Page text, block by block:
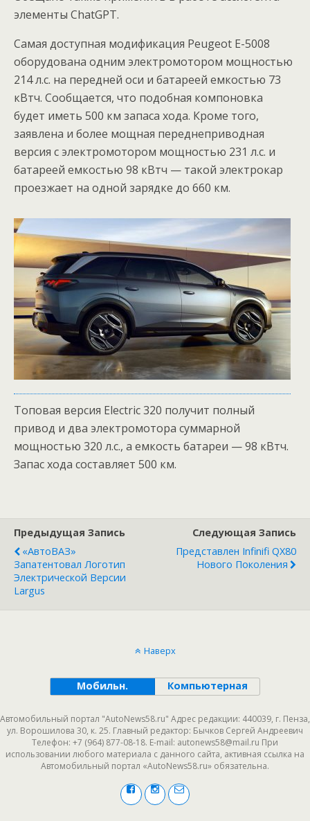
элементы ChatGPT.
Самая доступная модификация Peugeot E-5008
оборудована одним электромотором мощностью
214 л.с. на передней оси и батареей емкостью 73
кВтч. Сообщается, что подобная компоновка
будет иметь 500 км запаса хода. Кроме того,
заявлена и более мощная переднеприводная
версия с электромотором мощностью 231 л.с. и
батареей емкостью 98 кВтч — такой электрокар
проезжает на одной зарядке до 660 км.
Топовая версия Electric 320 получит полный
привод и два электромотора суммарной
мощностью 320 л.с., а емкость батареи — 98 кВтч.
Запас хода составляет 500 км.
Предыдущая Запись
«АвтоВАЗ»
Запатентовал Логотип
Электрической Версии
Largus
Следующая Запись
Представлен Infinifi QX80
Нового Поколения
Наверх
Мобильн. Компьютерная
Автомобильный портал "AutoNews58.ru" Адрес редакции: 440039, г. Пенза,
ул. Ворошилова 30, к. 25. Главный редактор: Бычков Сергей Андреевич
Телефон: +7 (964) 877-08-18. E-mail: autonews58@mail.ru При
использовании любого материала с данного сайта, активная ссылка на
Автомобильный портал «AutoNews58.ru» обязательна.